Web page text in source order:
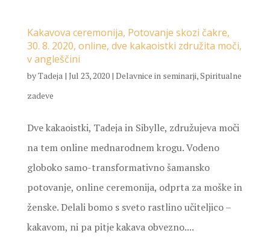
Kakavova ceremonija, Potovanje skozi čakre,
30. 8. 2020, online, dve kakaoistki združita moči,
v angleščini
byTadeja| Jul 23, 2020| Delavnice in seminarji,Spiritualne
zadeve
Dve kakaoistki, Tadeja in Sibylle, združujeva moči
na tem online mednarodnem krogu. Vodeno
globoko samo-transformativno šamansko
potovanje, online ceremonija, odprta za moške in
ženske. Delali bomo s sveto rastlino učiteljico –
kakavom, ni pa pitje kakava obvezno....